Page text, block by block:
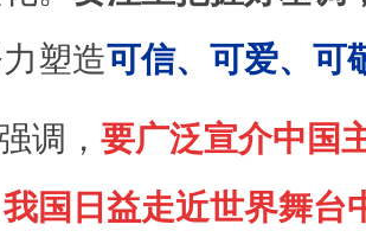
塑造可信、可爱、可
调， 要广泛宣介中国
国日益走近世界舞台